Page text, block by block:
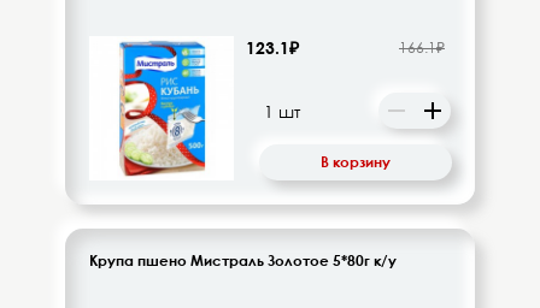
123.1₽ 166.1₽
В корзину
Крупа пшено Мистраль Золотое 5*80г к/у